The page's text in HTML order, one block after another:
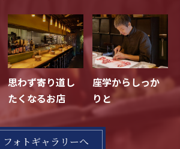
思わず寄り道し
たくなるお店
座学からしっか
りと
フォトギャラリーへ